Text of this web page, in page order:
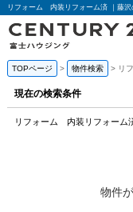
リフォーム 内装リフォーム済 ｜藤沢
TOPページ 物件検索 リ
現在の検索条件
リフォーム 内装リフォーム
物件